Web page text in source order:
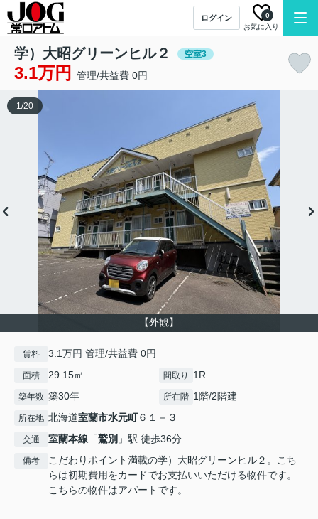
ログイン
お気に入り
0
学）大昭グリーンヒル２ 空室3
3.1万円 管理/共益費 0円
【外観】
1/20
賃料 3.1万円 管理/共益費 0円
面積 29.15㎡ 間取り 1R
築年数 築30年 所在階 1階/2階建
所在地 北海道室蘭市水元町６１－３
交通 室蘭本線 「鷲別 」駅 徒歩36分
備考
こだわりポイント満載の学）大昭グリーンヒル２。こち
らは初期費用をカードでお支払いいただける物件です。
こちらの物件はアパートです。